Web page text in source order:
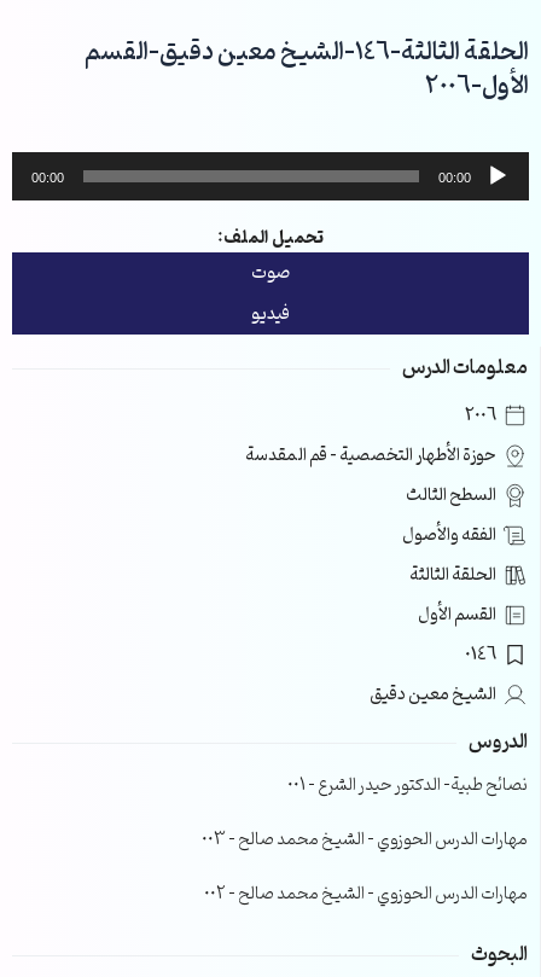
إلى
المحتوى
الحلقة الثالثة-146-الشيخ معين دقيق-القسم
الأول-2006
مشغل
الصوت
00:00
00:00
تحميل الملف:
صوت
فيديو
معلومات الدرس
2006
حوزة الأطهار التخصصية – قم المقدسة
السطح الثالث
الفقه والأصول
الحلقة الثالثة
القسم الأول
0146
الشيخ معين دقيق
الدروس
نصائح طبية- الدكتور حيدر الشرع – 001
مهارات الدرس الحوزوي – الشيخ محمد صالح – 003
مهارات الدرس الحوزوي – الشيخ محمد صالح – 002
البحوث